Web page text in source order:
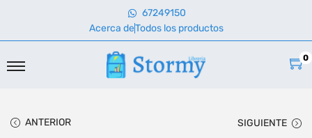
67249150
Acerca deTodos los productos
0
ANTERIOR SIGUIENTE